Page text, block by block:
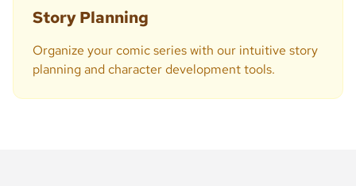
Story Planning
Organize your comic series with our intuitive story
planning and character development tools.